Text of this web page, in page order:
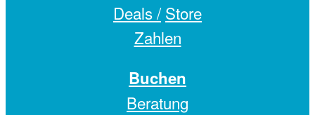
Deals / Store
Zahlen
Buchen
Beratung